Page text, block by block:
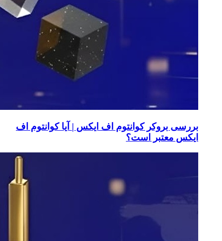
بررسی بروکر کوانتوم اف ایکس | آیا کوانتوم اف
ایکس معتبر است؟